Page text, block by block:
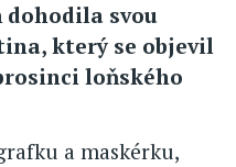
dohodila svou
který se objevil
loňského
a maskérku,